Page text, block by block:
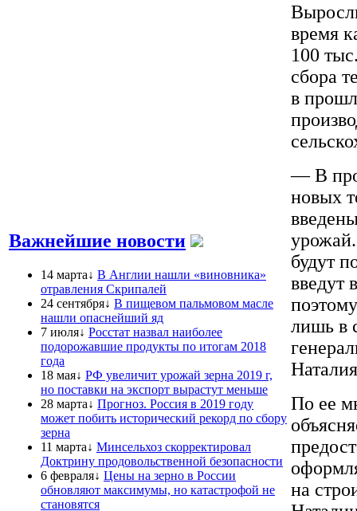
Важнейшие новости
14 марта↓ В Англии нашли «виновника»
отравления Скрипалей
24 сентября↓ В пищевом пальмовом масле
нашли опаснейший яд
7 июля↓ Росстат назвал наиболее
подорожавшие продукты по итогам 2018
года
18 мая↓ РФ увеличит урожай зерна 2019 г,
но поставки на экспорт вырастут меньше
28 марта↓ Прогноз. Россия в 2019 году
может побить исторический рекорд по сбору
зерна
11 марта↓ Минсельхоз скорректировал
Доктрину продовольственной безопасности
6 февраля↓ Цены на зерно в России
обновляют максимумы, но катастрофой не
становятся
время
100
сбора
в
— В
новых
будут
введут
лишь в
По ее
на